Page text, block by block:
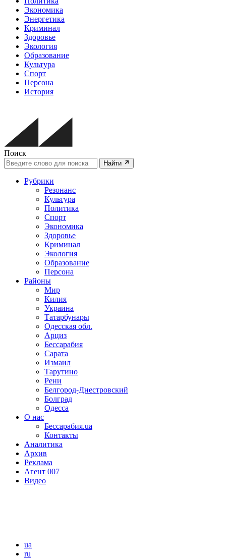
Экономика
Энергетика
Криминал
Здоровье
Экология
Образование
Культура
Спорт
Персона
История
Поиск
Найти
Рубрики
Резонанс
Культура
Политика
Спорт
Экономика
Здоровье
Криминал
Экология
Образование
Персона
Районы
Мир
Килия
Украина
Татарбунары
Одесская обл.
Арциз
Бессарабия
Сарата
Измаил
Тарутино
Рени
Белгород-Днестровский
Болград
Одесса
О нас
Бессарабия.ua
Контакты
Аналитика
Архив
Реклама
Агент 007
Видео
ua
ru